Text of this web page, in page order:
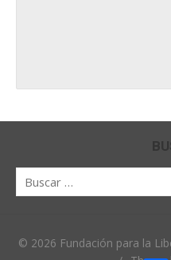
© 2026 Fundación para la